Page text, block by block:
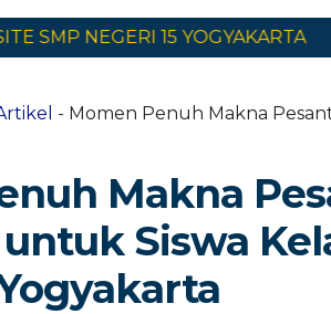
NEGERI 15 YOGYAKARTA
- Momen Penuh Makna
Makna
Siswa